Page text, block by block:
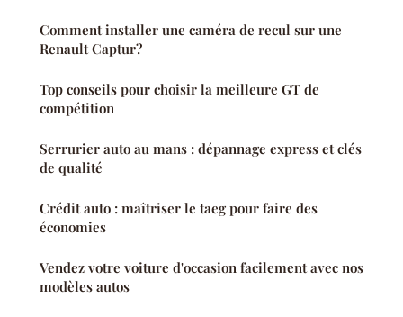
Comment installer une caméra de recul sur une
Renault Captur?
Top conseils pour choisir la meilleure GT de
compétition
Serrurier auto au mans : dépannage express et clés
de qualité
Crédit auto : maîtriser le taeg pour faire des
économies
Vendez votre voiture d'occasion facilement avec nos
modèles autos